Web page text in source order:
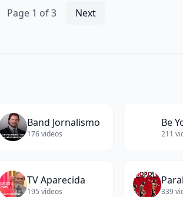
Page 1 of3 Next
Band Jornalismo
176videos
Be
211
TV Aparecida
195 videos 339